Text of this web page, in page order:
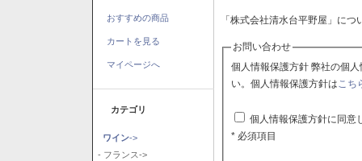
おすすめの商品
カートを見る
マイページへ
カテゴリ
ワイン->
- フランス->
「株式会社清水台平野屋」に
お問い合わせ
個人情報保護方針 弊社の個人情報保護方針に同意される場合はチェックボックスをクリックしてくださ
い。個人情報保護方針はこち
個人情報保護方針に同意
* 必須項目